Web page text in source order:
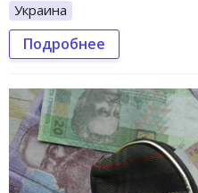
Украина
Подробнее